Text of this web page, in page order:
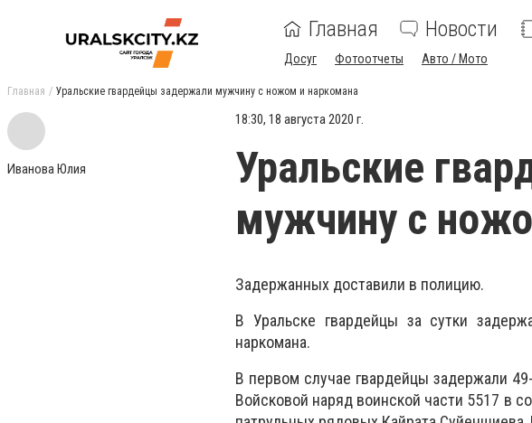
Главная Новости
Досуг Фотоотчеты Авто / Мото
Главная Уральские гвардейцы задержали мужчину с ножом и наркомана
Иванова Юлия
18:30, 18 августа 2020 г.
Уральские
мужчину с
Задержанных доставили в полицию.
В Уральске гвардейцы за сутки
наркомана.
В первом случае гвардейцы задержали
Войсковой наряд воинской части 5517 в